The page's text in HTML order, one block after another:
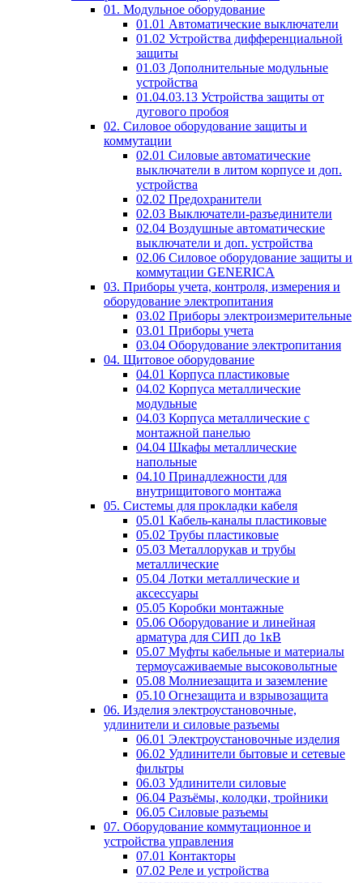
01. Модульное оборудование
01.01 Автоматические выключатели
01.02 Устройства дифференциальной
защиты
01.03 Дополнительные модульные
устройства
01.04.03.13 Устройства защиты от
дугового пробоя
02. Силовое оборудование защиты и
коммутации
02.01 Силовые автоматические
выключатели в литом корпусе и доп.
устройства
02.02 Предохранители
02.03 Выключатели-разъединители
02.04 Воздушные автоматические
выключатели и доп. устройства
02.06 Силовое оборудование защиты и
коммутации GENERICA
03. Приборы учета, контроля, измерения и
оборудование электропитания
03.02 Приборы электроизмерительные
03.01 Приборы учета
03.04 Оборудование электропитания
04. Щитовое оборудование
04.01 Корпуса пластиковые
04.02 Корпуса металлические
модульные
04.03 Корпуса металлические с
монтажной панелью
04.04 Шкафы металлические
напольные
04.10 Принадлежности для
внутрищитового монтажа
05. Системы для прокладки кабеля
05.01 Кабель-каналы пластиковые
05.02 Трубы пластиковые
05.03 Металлорукав и трубы
металлические
05.04 Лотки металлические и
аксессуары
05.05 Коробки монтажные
05.06 Оборудование и линейная
арматура для СИП до 1кВ
05.07 Муфты кабельные и материалы
термоусаживаемые высоковольтные
05.08 Молниезащита и заземление
05.10 Огнезащита и взрывозащита
06. Изделия электроустановочные,
удлинители и силовые разъемы
06.01 Электроустановочные изделия
06.02 Удлинители бытовые и сетевые
фильтры
06.03 Удлинители силовые
06.04 Разъёмы, колодки, тройники
06.05 Силовые разъемы
07. Оборудование коммутационное и
устройства управления
07.01 Контакторы
07.02 Реле и устройства